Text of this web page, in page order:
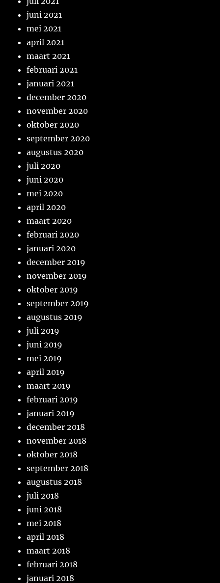
juni 2021
mei 2021
april 2021
maart 2021
februari 2021
januari 2021
december 2020
november 2020
oktober 2020
september 2020
augustus 2020
juli 2020
juni 2020
mei 2020
april 2020
maart 2020
februari 2020
januari 2020
december 2019
november 2019
oktober 2019
september 2019
augustus 2019
juli 2019
juni 2019
mei 2019
april 2019
maart 2019
februari 2019
januari 2019
december 2018
november 2018
oktober 2018
september 2018
augustus 2018
juli 2018
juni 2018
mei 2018
april 2018
maart 2018
februari 2018
januari 2018